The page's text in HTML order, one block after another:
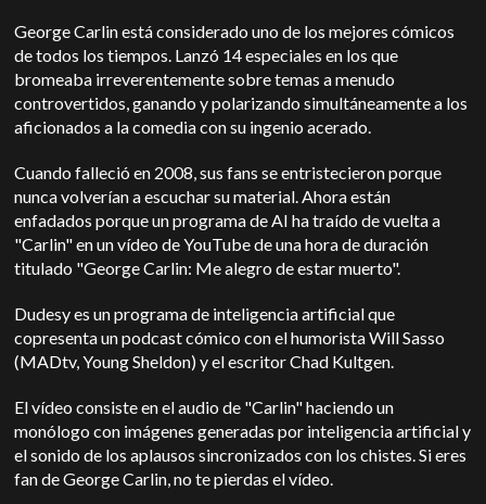
George Carlin está considerado uno de los mejores cómicos
de todos los tiempos. Lanzó 14 especiales en los que
bromeaba irreverentemente sobre temas a menudo
controvertidos, ganando y polarizando simultáneamente a los
aficionados a la comedia con su ingenio acerado.
Cuando falleció en 2008, sus fans se entristecieron porque
nunca volverían a escuchar su material. Ahora están
enfadados porque un programa de AI ha traído de vuelta a
"Carlin" en un vídeo de YouTube de una hora de duración
titulado "George Carlin: Me alegro de estar muerto".
Dudesy es un programa de inteligencia artificial que
copresenta un podcast cómico con el humorista Will Sasso
(MADtv, Young Sheldon) y el escritor Chad Kultgen.
El vídeo consiste en el audio de "Carlin" haciendo un
monólogo con imágenes generadas por inteligencia artificial y
el sonido de los aplausos sincronizados con los chistes. Si eres
fan de George Carlin, no te pierdas el vídeo.